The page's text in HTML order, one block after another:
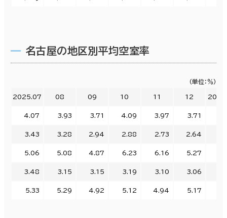
名古屋の地区別平均空室率
（単位：％）
2025.07 08 09 10 11 12
4.07 3.93 3.71 4.09 3.97 3.71
3.43 3.28 2.94 2.88 2.73 2.64
5.06 5.08 4.87 6.23 6.16 5.27
3.48 3.15 3.15 3.19 3.10 3.06
5.33 5.29 4.92 5.12 4.94 5.17